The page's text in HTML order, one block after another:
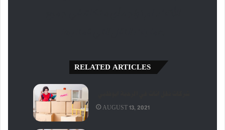
RELATED ARTICLES
AUGUST 13, 2021